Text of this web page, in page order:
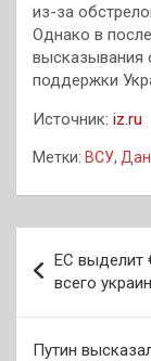
из-за
Однако в
высказывания
поддержки
Источник: iz.ru
Метки: ВСУ,
по
записям
ЕС выделит
всего
Путин